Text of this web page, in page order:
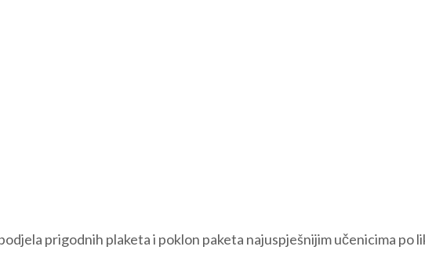
prigodnih plaketa i poklon paketa najuspješnijim učenicima po